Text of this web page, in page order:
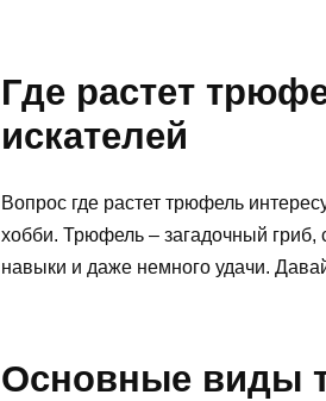
Где растет
искателей
Вопрос где растет трюфель
хобби. Трюфель – загадочный
навыки и даже немного удачи.
Основные виды